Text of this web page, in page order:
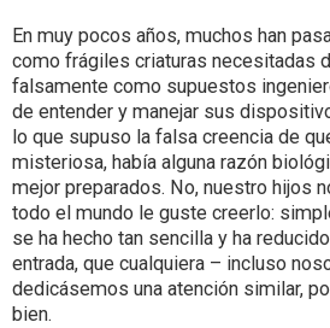
En muy pocos años, muchos han
como frágiles criaturas necesitadas
falsamente como supuestos
de entender y manejar sus
lo que supuso la falsa creencia de
misteriosa, había alguna razón
mejor preparados. No, nuestro hijos
todo el mundo le guste creerlo:
se ha hecho tan sencilla y ha
entrada, que cualquiera – incluso
dedicásemos una atención similar,
bien.